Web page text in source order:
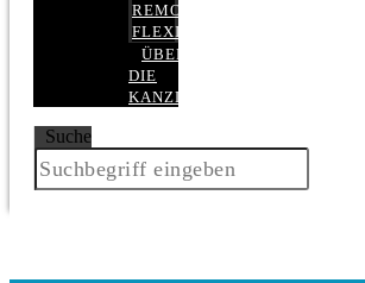
REMOTE,
FLEXIBEL
ÜBER
DIE
KANZLEI
Suche